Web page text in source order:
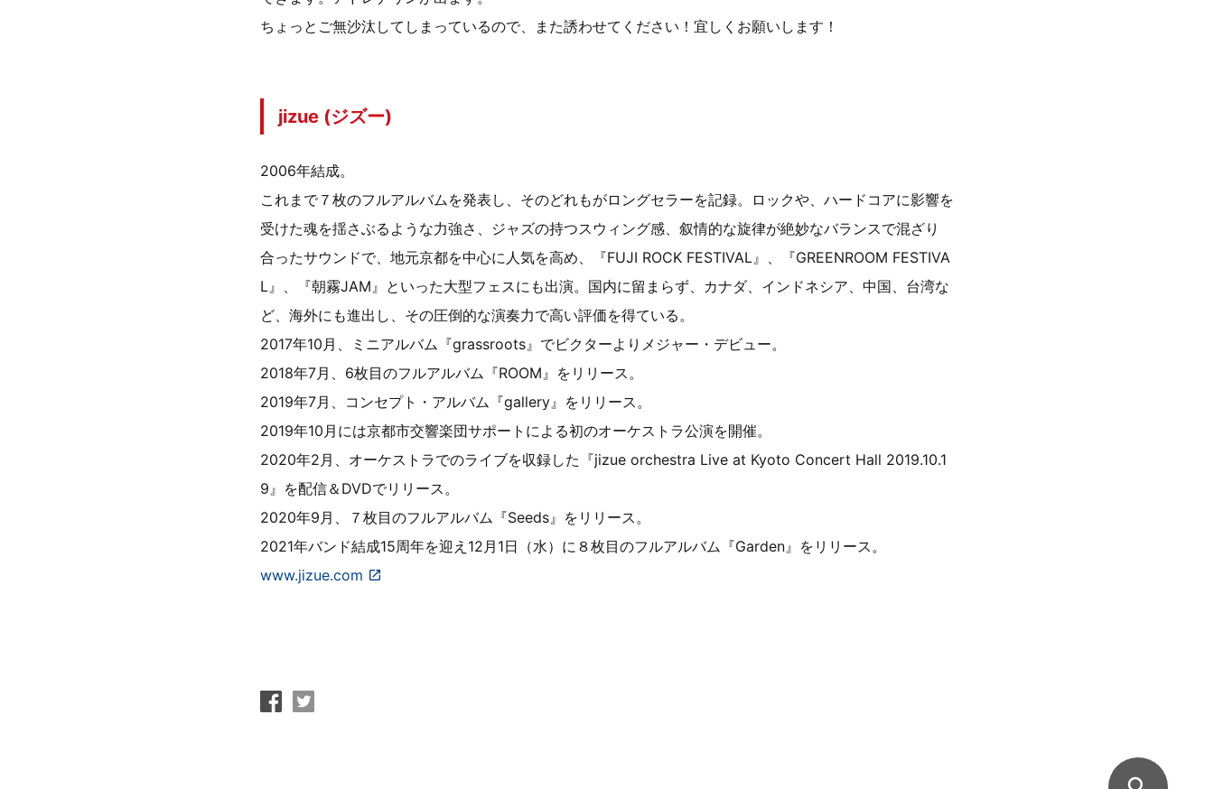
ちょっとご無沙汰してしまっているので、また誘わせてください！宜しくお願いします！
jizue (ジズー)
2006年結成。
これまで７枚のフルアルバムを発表し、そのどれもがロングセラーを記録。ロックや、ハードコアに影響を
受けた魂を揺さぶるような力強さ、ジャズの持つスウィング感、叙情的な旋律が絶妙なバランスで混ざり
合ったサウンドで、地元京都を中心に人気を高め、『FUJI ROCK FESTIVAL』、『GREENROOM FESTIVA
L』、『朝霧JAM』といった大型フェスにも出演。国内に留まらず、カナダ、インドネシア、中国、台湾な
ど、海外にも進出し、その圧倒的な演奏力で高い評価を得ている。
2017年10月、ミニアルバム『grassroots』でビクターよりメジャー・デビュー。
2018年7月、6枚目のフルアルバム『ROOM』をリリース。
2019年7月、コンセプト・アルバム『gallery』をリリース。
2019年10月には京都市交響楽団サポートによる初のオーケストラ公演を開催。
2020年2月、オーケストラでのライブを収録した『jizue orchestra Live at Kyoto Concert Hall 2019.10.1
9』を配信＆DVDでリリース。
2020年9月、７枚目のフルアルバム『Seeds』をリリース。
2021年バンド結成15周年を迎え12月1日（水）に８枚目のフルアルバム『Garden』をリリース。
www.jizue.com